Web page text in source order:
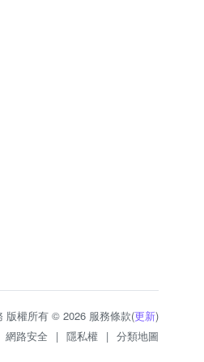
版權所有 © 2026 服務條款(更新)
網路安全 | 隱私權 | 分類地圖